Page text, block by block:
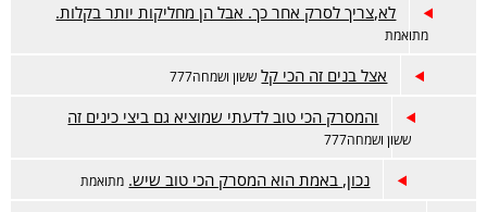
לא,צריך לסרק אחר כך. אבל הן מחליקות יותר בקלות.
מתואמת
אצל בנים זה הכי קל ששון ושמחה777
והמסרק הכי טוב לדעתי שמוציא גם ביצי כינים זה
ששון ושמחה777
נכון, באמת הוא המסרק הכי טוב שיש. מתואמת